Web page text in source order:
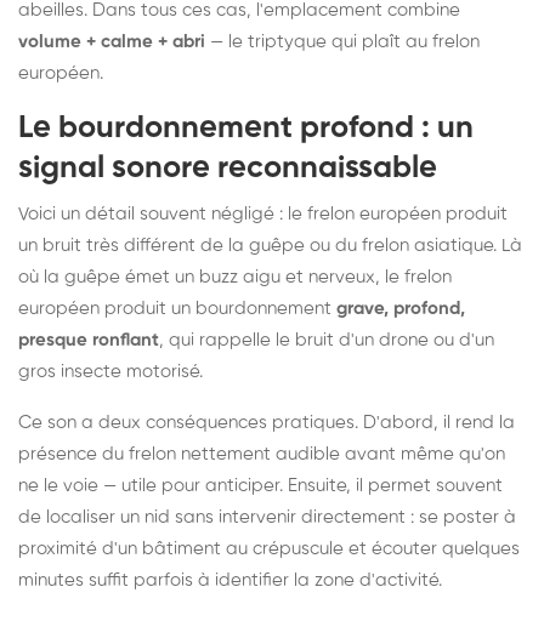
abeilles. Dans tous ces cas, l'emplacement combine
volume + calme + abri — le triptyque qui plaît au frelon
européen.
Le bourdonnement profond : un
signal sonore reconnaissable
Voici un détail souvent négligé : le frelon européen produit
un bruit très différent de la guêpe ou du frelon asiatique. Là
où la guêpe émet un buzz aigu et nerveux, le frelon
européen produit un bourdonnement grave, profond,
presque ronflant, qui rappelle le bruit d'un drone ou d'un
gros insecte motorisé.
Ce son a deux conséquences pratiques. D'abord, il rend la
présence du frelon nettement audible avant même qu'on
ne le voie — utile pour anticiper. Ensuite, il permet souvent
de localiser un nid sans intervenir directement : se poster à
proximité d'un bâtiment au crépuscule et écouter quelques
minutes suffit parfois à identifier la zone d'activité.